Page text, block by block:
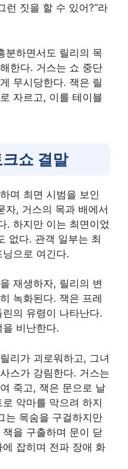
런 짓을 할 수 있어?”라
분하면서도 릴리의 목
한다. 거스는 쇼 중단
무시당한다. 잭은 릴
자르고, 이를 테이블
쇼 결말
며 최면 시범을 보인
자, 거스의 목과 배에서
. 하지만 이는 최면이었
없다. 관객 일부는 최
으로 여긴다.
재생하자, 릴리의 변
녹화된다. 잭은 프레
의 유령이 나타난다.
비난한다.
리가 괴로워하고, 그녀
스가 강림한다. 거스는
죽고, 잭은 문으로 날
악마를 막으려 하지
는 목숨을 구걸하지만
을 구출하며 문이 닫
잡히며 전파 장애 화